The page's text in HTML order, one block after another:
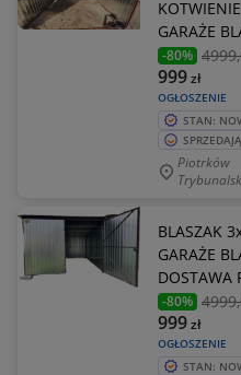
GARAŻE
-80% 4999
OGŁOSZENIE
999zł
STAN:
Piotrków
BLASZAK
GARAŻE
DOSTAWA
-80% 4999
OGŁOSZENIE
999zł
STAN: